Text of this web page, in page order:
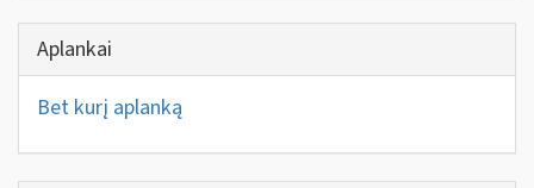
Aplankai
Bet kurį aplanką